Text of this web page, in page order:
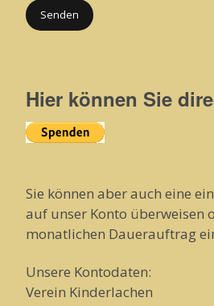
Hier können Sie
Sie können aber auch eine
auf unser Konto überweisen
monatlichen Dauerauftrag
Unsere Kontodaten:
Verein Kinderlachen